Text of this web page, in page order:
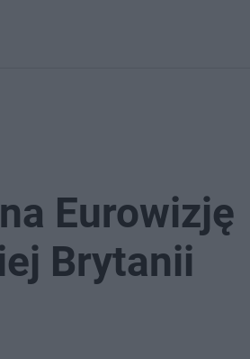
Eurowizję
Brytanii